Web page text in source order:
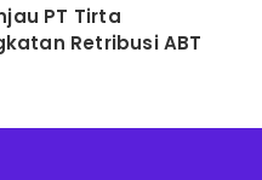
PT Tirta
Retribusi ABT